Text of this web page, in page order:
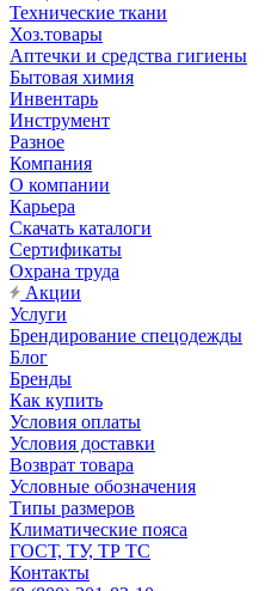
Технические ткани
Хоз.товары
Аптечки и средства гигиены
Бытовая химия
Инвентарь
Инструмент
Разное
Компания
О компании
Карьера
Cкачать каталоги
Сертификаты
Охрана труда
Акции
Услуги
Брендирование спецодежды
Блог
Бренды
Как купить
Условия оплаты
Условия доставки
Возврат товара
Условные обозначения
Типы размеров
Климатические пояса
ГОСТ, ТУ, ТР ТС
Контакты